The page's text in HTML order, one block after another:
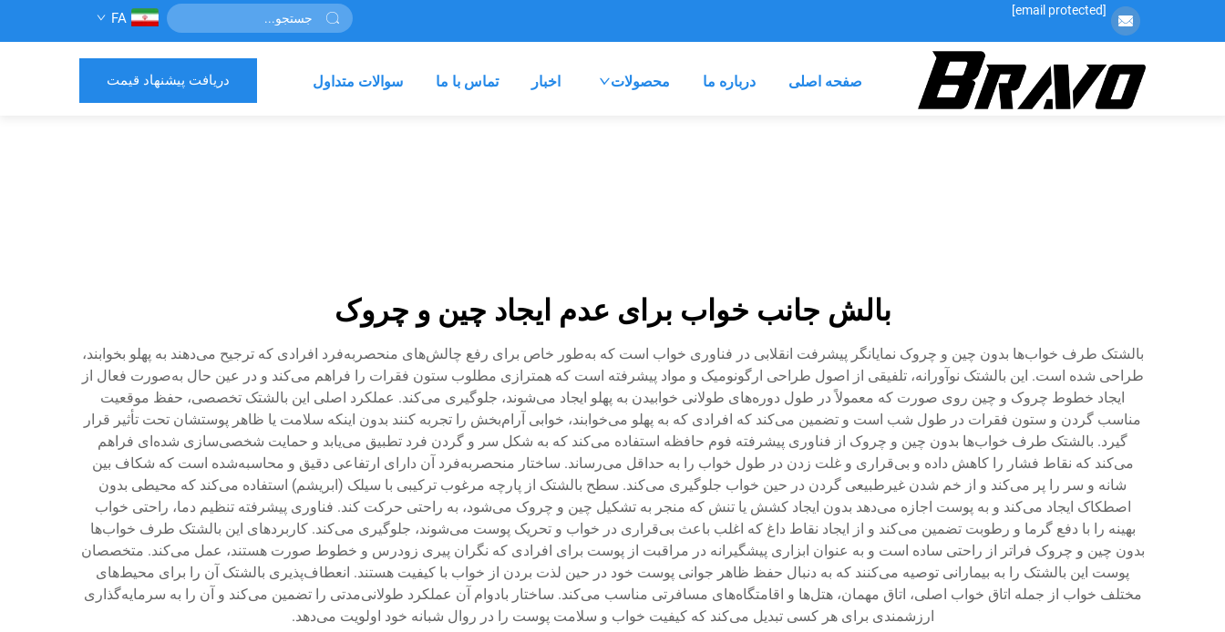
[email protected]
FA
صفحه اصلی درباره ما محصولات اخبار تماس با ما سوالات متداول دریافت پیشنهاد قیمت
بالش جانب خواب برای عدم ایجاد چین و چروک
بالشتک طرف خواب‌ها بدون چین و چروک نمایانگر پیشرفت انقلابی در فناوری خواب است که به‌طور خاص برای رفع چالش‌های منحصربه‌فرد افرادی که ترجیح می‌دهند به پهلو بخوابند،
طراحی شده است. این بالشتک نوآورانه، تلفیقی از اصول طراحی ارگونومیک و مواد پیشرفته است که همترازی مطلوب ستون فقرات را فراهم می‌کند و در عین حال به‌صورت فعال از
ایجاد خطوط چروک و چین روی صورت که معمولاً در طول دوره‌های طولانی خوابیدن به پهلو ایجاد می‌شوند، جلوگیری می‌کند. عملکرد اصلی این بالشتک تخصصی، حفظ موقعیت
مناسب گردن و ستون فقرات در طول شب است و تضمین می‌کند که افرادی که به پهلو می‌خوابند، خوابی آرام‌بخش را تجربه کنند بدون اینکه سلامت یا ظاهر پوستشان تحت تأثیر قرار
گیرد. بالشتک طرف خواب‌ها بدون چین و چروک از فناوری پیشرفته فوم حافظه استفاده می‌کند که به شکل سر و گردن فرد تطبیق می‌یابد و حمایت شخصی‌سازی شده‌ای فراهم
می‌کند که نقاط فشار را کاهش داده و بی‌قراری و غلت زدن در طول خواب را به حداقل می‌رساند. ساختار منحصربه‌فرد آن دارای ارتفاعی دقیق و محاسبه‌شده است که شکاف بین
شانه و سر را پر می‌کند و از خم شدن غیرطبیعی گردن در حین خواب جلوگیری می‌کند. سطح بالشتک از پارچه مرغوب ترکیبی با سیلک (ابریشم) استفاده می‌کند که محیطی بدون
اصطکاک ایجاد می‌کند و به پوست اجازه می‌دهد بدون ایجاد کشش یا تنش که منجر به تشکیل چین و چروک می‌شود، به راحتی حرکت کند. فناوری پیشرفته تنظیم دما، راحتی خواب
بهینه را با دفع گرما و رطوبت تضمین می‌کند و از ایجاد نقاط داغ که اغلب باعث بی‌قراری در خواب و تحریک پوست می‌شوند، جلوگیری می‌کند. کاربردهای این بالشتک طرف خواب‌ها
بدون چین و چروک فراتر از راحتی ساده است و به عنوان ابزاری پیشگیرانه در مراقبت از پوست برای افرادی که نگران پیری زودرس و خطوط صورت هستند، عمل می‌کند. متخصصان
پوست این بالشتک را به بیمارانی توصیه می‌کنند که به دنبال حفظ ظاهر جوانی پوست خود در حین لذت بردن از خواب با کیفیت هستند. انعطاف‌پذیری بالشتک آن را برای محیط‌های
مختلف خواب از جمله اتاق خواب اصلی، اتاق مهمان، هتل‌ها و اقامتگاه‌های مسافرتی مناسب می‌کند. ساختار بادوام آن عملکرد طولانی‌مدتی را تضمین می‌کند و آن را به سرمایه‌گذاری
ارزشمندی برای هر کسی تبدیل می‌کند که کیفیت خواب و سلامت پوست را در روال شبانه خود اولویت می‌دهد.